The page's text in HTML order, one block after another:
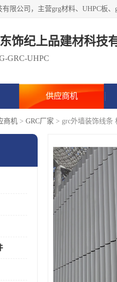
饰纪上品建材科技
GRC-UHPC
供应商机
商机 > GRC厂家 > grc外墙装饰线条